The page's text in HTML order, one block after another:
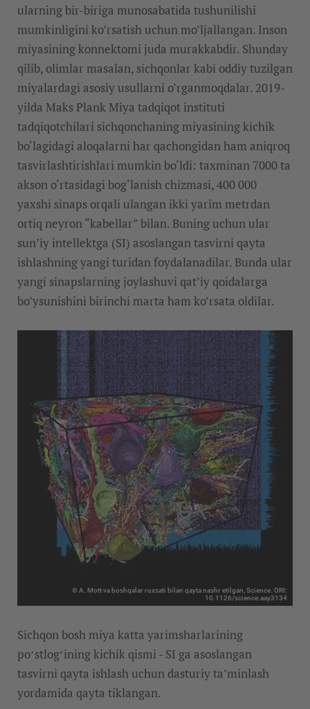
ularning bir-biriga munosabatida tushunilishi
mumkinligini ko’rsatish uchun mo’ljallangan. Inson
miyasining konnektomi juda murakkabdir. Shunday
qilib, olimlar masalan, sichqonlar kabi oddiy tuzilgan
miyalardagi asosiy usullarni o’rganmoqdalar. 2019-
yilda Maks Plank Miya tadqiqot instituti
tadqiqotchilari sichqonchaning miyasining kichik
bo‘lagidagi aloqalarni har qachongidan ham aniqroq
tasvirlashtirishlari mumkin bo‘ldi: taxminan 7000 ta
akson o‘rtasidagi bog‘lanish chizmasi, 400 000
yaxshi sinaps orqali ulangan ikki yarim metrdan
ortiq neyron “kabellar” bilan. Buning uchun ular
sun’iy intellektga (SI) asoslangan tasvirni qayta
ishlashning yangi turidan foydalanadilar. Bunda ular
yangi sinapslarning joylashuvi qat’iy qoidalarga
bo’ysunishini birinchi marta ham ko’rsata oldilar.
© A. Mott va boshqalar ruxsati bilan qayta nashr etilgan, Science. ORI:
10.1126/science.aay3134
Sichqon bosh miya katta yarimsharlarining
poʻstlogʻining kichik qismi - SI ga asoslangan
tasvirni qayta ishlash uchun dasturiy ta’minlash
yordamida qayta tiklangan.